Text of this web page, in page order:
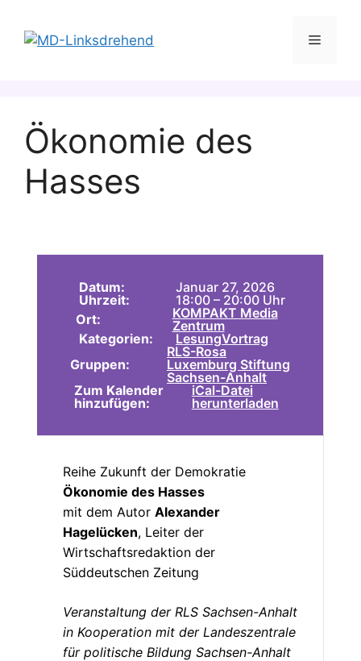
Inhalt
springen
Menü
Ökonomie des
Hasses
Datum:
Januar 27, 2026
Uhrzeit:
18:00 – 20:00 Uhr
Ort:
KOMPAKT Media
Zentrum
Kategorien:
LesungVortrag
Gruppen:
RLS-Rosa
Luxemburg Stiftung
Sachsen-Anhalt
Zum Kalender
hinzufügen:
iCal-Datei
herunterladen
Reihe Zukunft der Demokratie
Ökonomie des Hasses
mit dem Autor Alexander
Hagelücken, Leiter der
Wirtschaftsredaktion der
Süddeutschen Zeitung
Veranstaltung der RLS Sachsen-Anhalt
in Kooperation mit der Landeszentrale
für politische Bildung Sachsen-Anhalt